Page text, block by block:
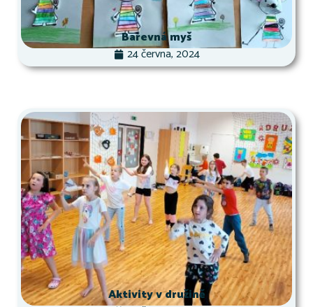
Barevná myš
24 června, 2024
Aktivity v družině